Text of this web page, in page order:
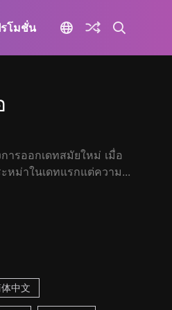
โมชั่น
ารออกเดทสมัยใหม่ เมื่อ
หม่าในเดทแรกแต่ความ...
中文